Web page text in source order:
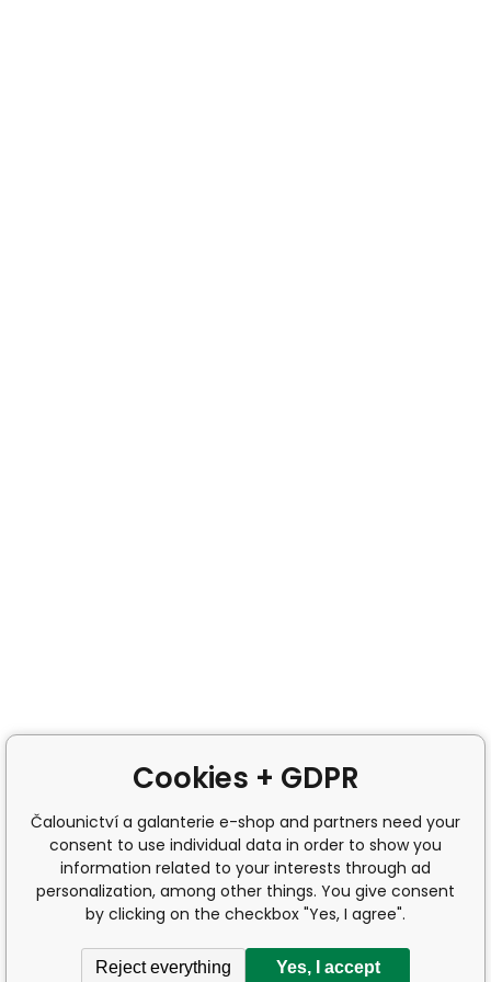
Cookies + GDPR
Čalounictví a galanterie e-shop and partners need your
consent to use individual data in order to show you
information related to your interests through ad
personalization, among other things. You give consent
by clicking on the checkbox "Yes, I agree".
Reject everything Yes, I accept